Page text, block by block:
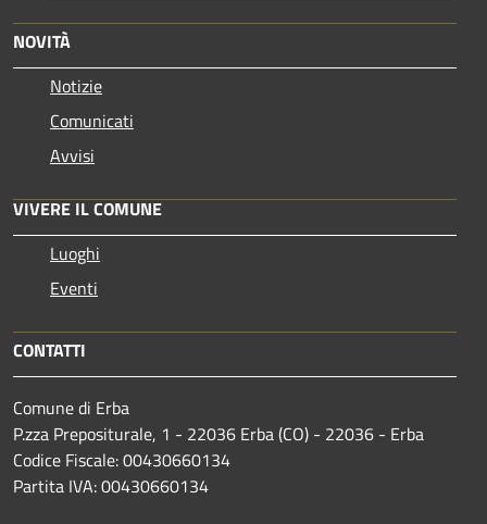
NOVITÀ
Notizie
Comunicati
Avvisi
VIVERE IL COMUNE
Luoghi
Eventi
CONTATTI
Comune di Erba
P.zza Prepositurale, 1 - 22036 Erba (CO) - 22036 - Erba
Codice Fiscale: 00430660134
Partita IVA: 00430660134